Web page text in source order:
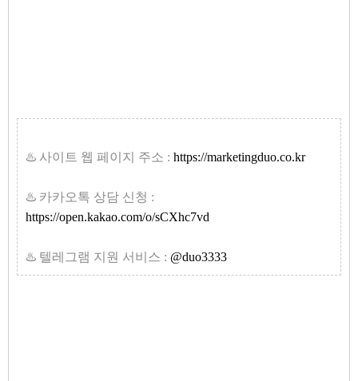
♨️ 사이트 웹 페이지 주소 : https://marketingduo.co.kr
♨️ 카카오톡 상담 신청 :
https://open.kakao.com/o/sCXhc7vd
♨️ 텔레그램 지원 서비스 : @duo3333